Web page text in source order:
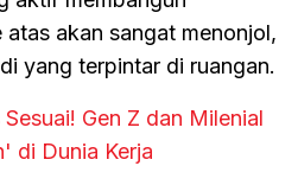
akan sangat menonjol,
yang terpintar di ruangan.
Sesuai! Gen Z dan Milenial
di Dunia Kerja